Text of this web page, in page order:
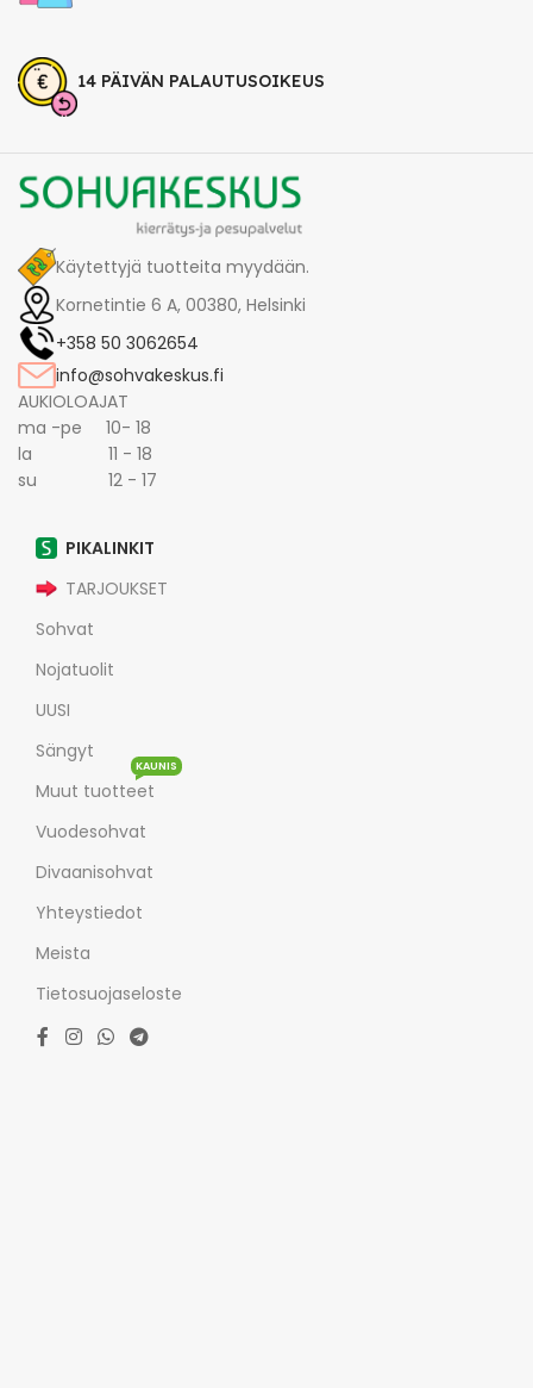
14 PÄIVÄN PALAUTUSOIKEUS
Käytettyjä tuotteita myydään.
Kornetintie 6 A, 00380, Helsinki
+358 50 3062654
info@sohvakeskus.fi
AUKIOLOAJAT
ma -pe 10- 18
la 11 - 18
su 12 - 17
PIKALINKIT
TARJOUKSET
Sohvat
Nojatuolit
UUSI
Sängyt
Muut tuotteet
KAUNIS
Vuodesohvat
Divaanisohvat
Yhteystiedot
Meista
Tietosuojaseloste